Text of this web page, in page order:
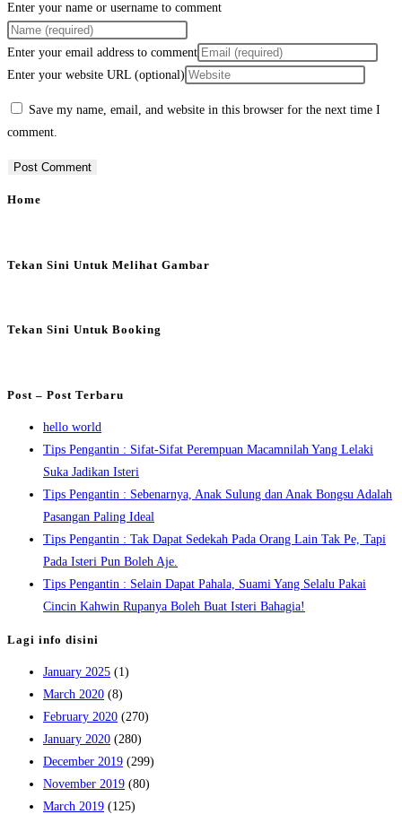
Enter your name or username to comment
Enter your email address to comment
Enter your website URL (optional)
Save my name, email, and website in this browser for the next time I
comment.
Home
Tekan Sini Untuk Melihat Gambar
Tekan Sini Untuk Booking
Post – Post Terbaru
hello world
Tips Pengantin : Sifat-Sifat Perempuan Macamnilah Yang Lelaki
Suka Jadikan Isteri
Tips Pengantin : Sebenarnya, Anak Sulung dan Anak Bongsu Adalah
Pasangan Paling Ideal
Tips Pengantin : Tak Dapat Sedekah Pada Orang Lain Tak Pe, Tapi
Pada Isteri Pun Boleh Aje.
Tips Pengantin : Selain Dapat Pahala, Suami Yang Selalu Pakai
Cincin Kahwin Rupanya Boleh Buat Isteri Bahagia!
Lagi info disini
January 2025 (1)
March 2020 (8)
February 2020 (270)
January 2020 (280)
December 2019 (299)
November 2019 (80)
March 2019 (125)